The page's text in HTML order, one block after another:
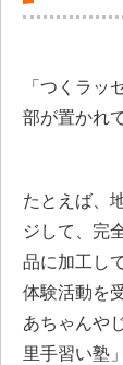
「つくラッ
部が置かれ
たとえば、
ジして、完
品に加工し
体験活動を
あちゃんや
里手習い塾